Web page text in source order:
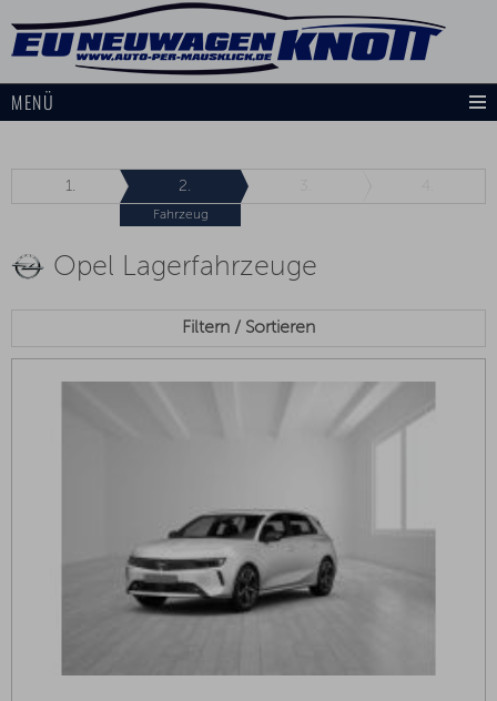
MENÜ
1. 2.
Fahrzeug
Opel Lagerfahrzeuge
Filtern / Sortieren